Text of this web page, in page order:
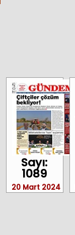
Sayı:
1089
20 Mart 2024